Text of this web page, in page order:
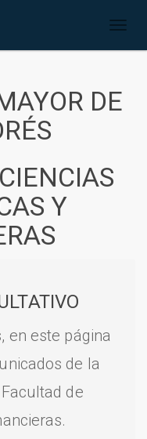
DE
Y
en este página
de la
de